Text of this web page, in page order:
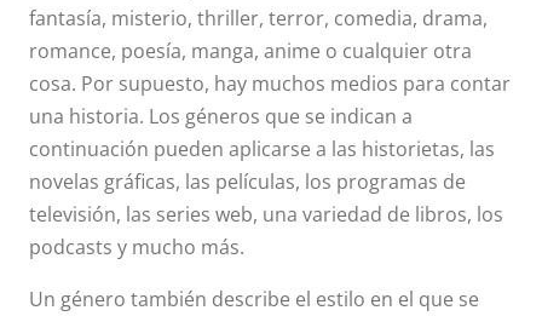
fantasía, misterio, thriller, terror, comedia, drama,
romance, poesía, manga, anime o cualquier otra
cosa. Por supuesto, hay muchos medios para contar
una historia. Los géneros que se indican a
continuación pueden aplicarse a las historietas, las
novelas gráficas, las películas, los programas de
televisión, las series web, una variedad de libros, los
podcasts y mucho más.
Un género también describe el estilo en el que se